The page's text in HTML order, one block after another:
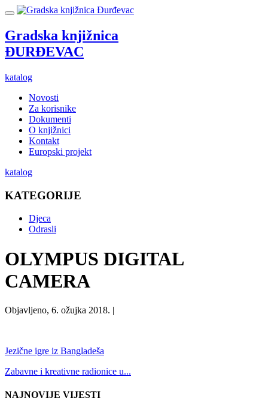
Gradska knjižnica
ĐURĐEVAC
katalog
Novosti
Za korisnike
Dokumenti
O knjižnici
Kontakt
Europski projekt
katalog
KATEGORIJE
Djeca
Odrasli
OLYMPUS DIGITAL
CAMERA
Objavljeno, 6. ožujka 2018. |
Jezične igre iz Bangladeša
Zabavne i kreativne radionice u...
NAJNOVIJE VIJESTI